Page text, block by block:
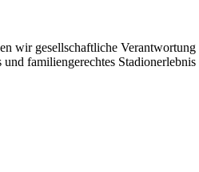
wir gesellschaftliche
familiengerechtes